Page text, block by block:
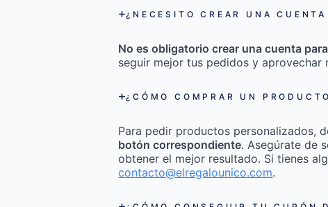
¿NECESITO CREAR UNA
No es obligatorio crear una cuenta
seguir mejor tus pedidos y
¿CÓMO COMPRAR UN
Para pedir productos personalizados,
botón correspondiente. Asegúrate de
obtener el mejor resultado. Si tienes
contacto@elregalounico.com.